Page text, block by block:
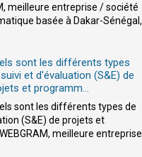
meilleure entreprise / société
basée à Dakar-Sénégal,
sont les différents types
et d'évaluation (S&E) de
et programm...
sont les différents types de
(S&E) de projets et
meilleure entreprise